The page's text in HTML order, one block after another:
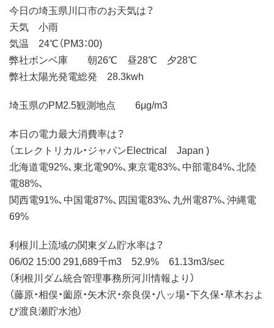
今日の埼玉県川口市のお天気は？
天気 小雨
気温 24℃（PM3：00)
弊社ボンベ庫 朝26℃ 昼28℃ 夕28℃
弊社太陽光発電総発 28.3kwh
埼玉県のPM2.5観測地点 6μg/m3
本日の電力最大消費率は？
（エレクトリカル・ジャパンElectrical Japan )
北海道電92%、東北電90%、東京電83%、中部電84%、北陸
電88%、
関西電91%、中国電87%、四国電83%、九州電87%、沖縄電
69%
利根川上流域の関東ダム貯水率は？
06/02 15:00 291,689千m3 52.9% 61.13m3/sec
（利根川ダム統合管理事務所河川情報より）
（藤原・相俣・薗原・矢木沢・奈良俣・八ッ場・下久保・草木およ
び渡良瀬貯水池）